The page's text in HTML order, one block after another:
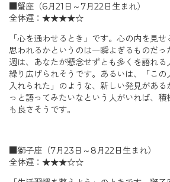
■蟹座（6月21日～7月22日生まれ）
全体運：★★★★☆
「心を通わせるとき」です。心の内を見
思われるかというのは一瞬よぎるものだ
週は、あなたが懸念せずとも多くを語れ
繰り広げられそうです。あるいは、「この
入れられた」のような、新しい発見がある
っと語ってみたいなという人がいれば、積
も良さそうです。
■獅子座（7月23日～8月22日生まれ）
全体運：★★★☆☆